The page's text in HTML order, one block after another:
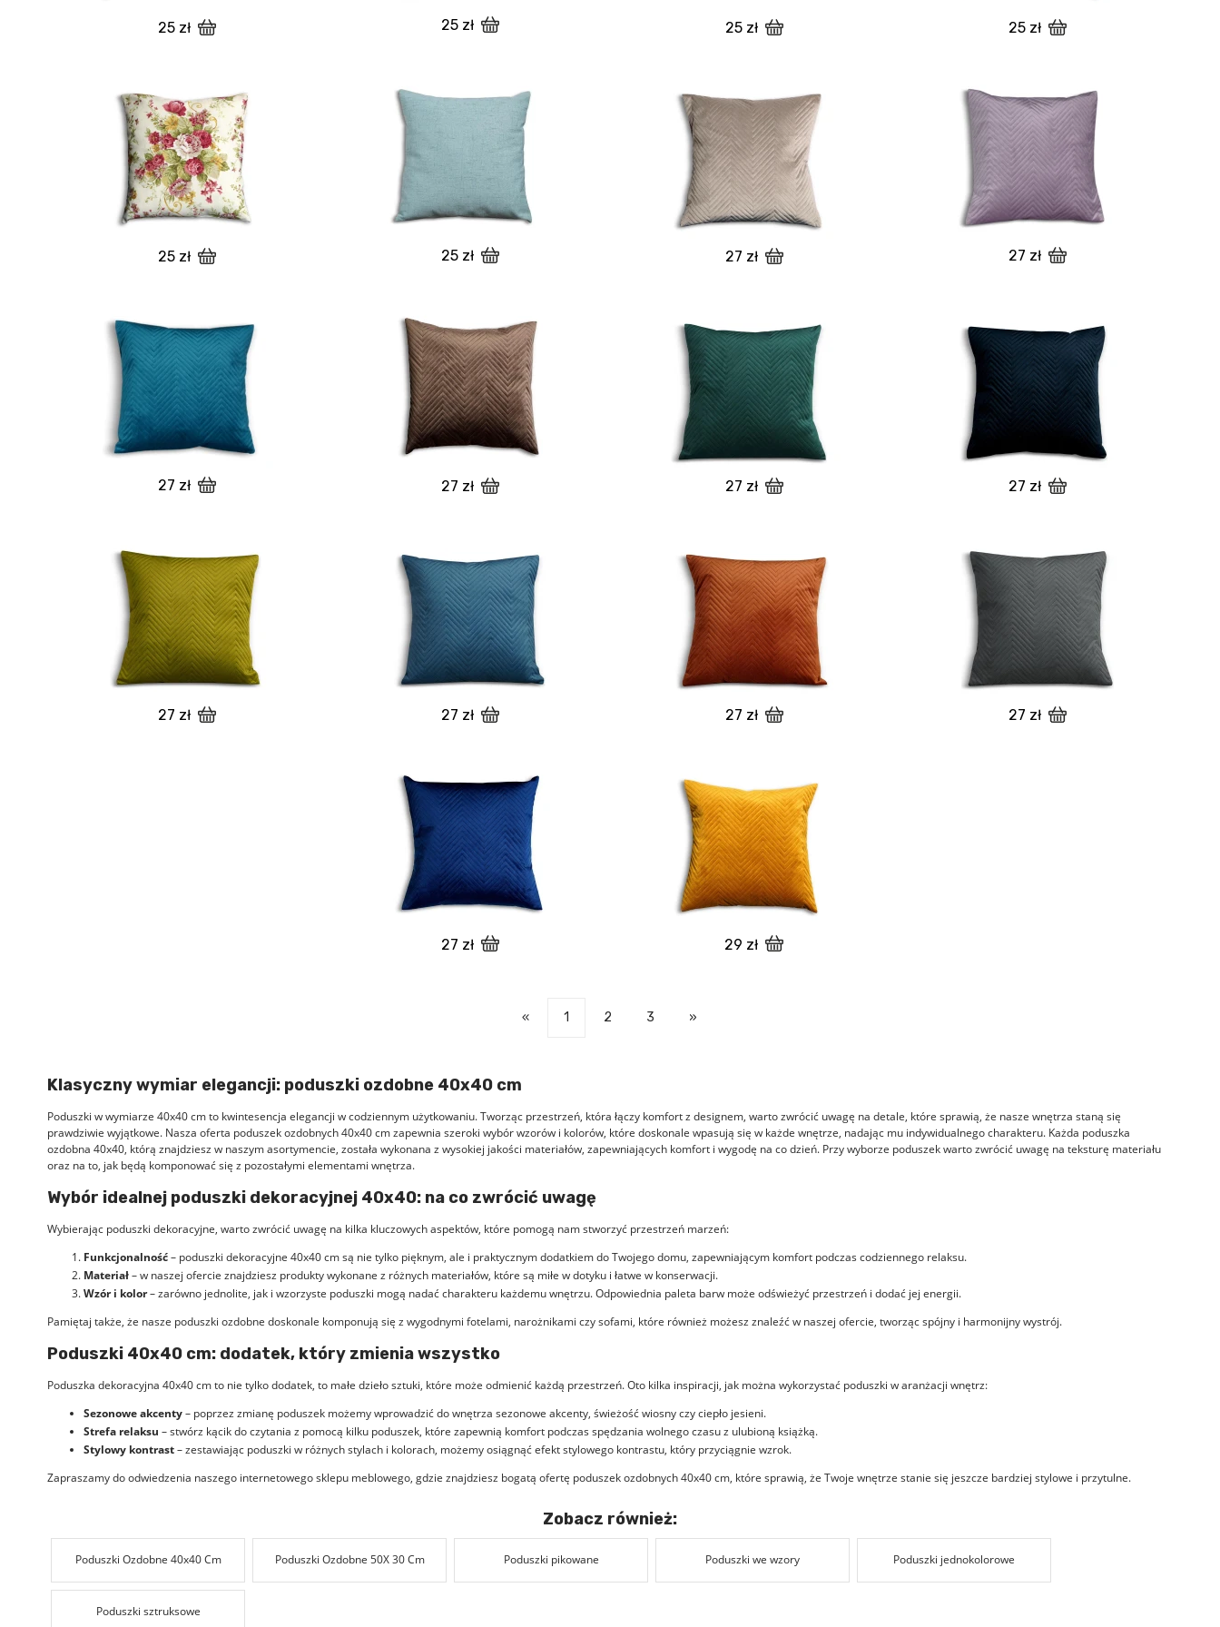
25 zł 25 zł 25 zł 25 zł
25 zł 25 zł 27 zł 27 zł
27 zł 27 zł 27 zł 27 zł
27 zł 27 zł 27 zł 27 zł
27 zł 29 zł
« 1 2 3 »
Klasyczny wymiar elegancji: poduszki ozdobne 40x40 cm
Poduszki w wymiarze 40x40 cm to kwintesencja elegancji w codziennym użytkowaniu. Tworząc przestrzeń, która łączy komfort z designem, warto zwrócić uwagę na detale, które sprawią, że nasze wnętrza staną się
prawdziwie wyjątkowe. Nasza oferta poduszek ozdobnych 40x40 cm zapewnia szeroki wybór wzorów i kolorów, które doskonale wpasują się w każde wnętrze, nadając mu indywidualnego charakteru. Każda poduszka
ozdobna 40x40, którą znajdziesz w naszym asortymencie, została wykonana z wysokiej jakości materiałów, zapewniających komfort i wygodę na co dzień. Przy wyborze poduszek warto zwrócić uwagę na teksturę materiału
oraz na to, jak będą komponować się z pozostałymi elementami wnętrza.
Wybór idealnej poduszki dekoracyjnej 40x40: na co zwrócić uwagę
Wybierając poduszki dekoracyjne, warto zwrócić uwagę na kilka kluczowych aspektów, które pomogą nam stworzyć przestrzeń marzeń:
Funkcjonalność– poduszki dekoracyjne 40x40 cm są nie tylko pięknym, ale i praktycznym dodatkiem do Twojego domu, zapewniającym komfort podczas codziennego relaksu.
Materiał– w naszej ofercie znajdziesz produkty wykonane z różnych materiałów, które są miłe w dotyku i łatwe w konserwacji.
Wzór i kolor– zarówno jednolite, jak i wzorzyste poduszki mogą nadać charakteru każdemu wnętrzu. Odpowiednia paleta barw może odświeżyć przestrzeń i dodać jej energii.
Pamiętaj także, że nasze poduszki ozdobne doskonale komponują się z wygodnymi fotelami, narożnikami czysofami, które również możesz znaleźć w naszej ofercie, tworząc spójny i harmonijny wystrój.
Poduszki 40x40 cm: dodatek, który zmienia wszystko
Poduszka dekoracyjna 40x40 cm to nie tylko dodatek, to małe dzieło sztuki, które może odmienić każdą przestrzeń. Oto kilka inspiracji, jak można wykorzystać poduszki w aranżacji wnętrz:
Sezonowe akcenty– poprzez zmianę poduszek możemy wprowadzić do wnętrza sezonowe akcenty, świeżość wiosny czy ciepło jesieni.
Strefa relaksu – stwórz kącik do czytania z pomocą kilku poduszek, które zapewnią komfort podczas spędzania wolnego czasu z ulubioną książką.
Stylowy kontrast– zestawiając poduszki w różnych stylach i kolorach, możemy osiągnąć efekt stylowego kontrastu, który przyciągnie wzrok.
Zapraszamy do odwiedzenia naszego internetowego sklepu meblowego, gdzie znajdziesz bogatą ofertę poduszek ozdobnych 40x40 cm, które sprawią, że Twoje wnętrze stanie się jeszcze bardziej stylowe i przytulne.
Zobacz również:
Poduszki Ozdobne 40x40 Cm Poduszki Ozdobne 50X 30 Cm Poduszki pikowane Poduszki we wzory Poduszki jednokolorowe
Poduszki sztruksowe